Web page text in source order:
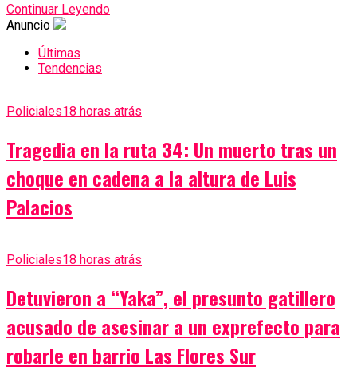
Continuar Leyendo
Anuncio
Últimas
Tendencias
Policiales18 horas atrás
Tragedia en la ruta 34: Un muerto tras un
choque en cadena a la altura de Luis
Palacios
Policiales18 horas atrás
Detuvieron a “Yaka”, el presunto gatillero
acusado de asesinar a un exprefecto para
robarle en barrio Las Flores Sur